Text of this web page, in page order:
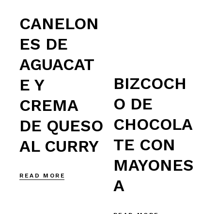
CANELON
ES DE
AGUACAT
E Y
CREMA
DE QUESO
AL CURRY
READ MORE
BIZCOCH
O DE
CHOCOLA
TE CON
MAYONES
A